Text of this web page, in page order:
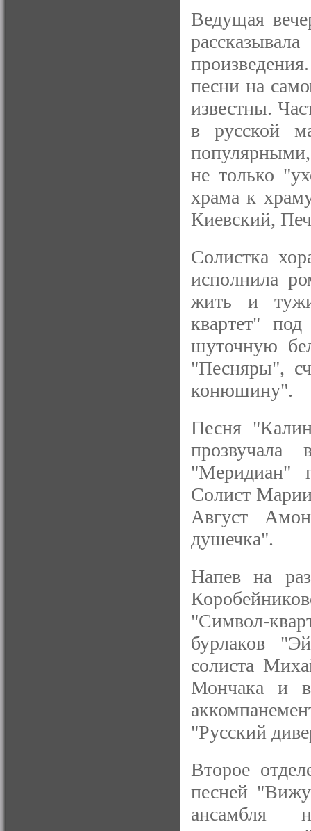
Ведущая
песни на
известны.
в русской
не только
храма к
Киевский,
Солистка
исполнила
жить и
квартет"
шуточную
"Песняры",
конюшину".
Песня
прозвучала
"Меридиан"
Солист
Август
душечка".
Напев на
"Символ-
бурлаков
солиста
Мончака и
"Русский
Второе
песней
ансамбля